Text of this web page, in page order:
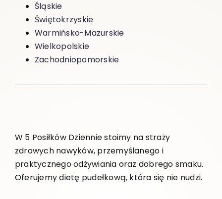
Śląskie
Świętokrzyskie
Warmińsko-Mazurskie
Wielkopolskie
Zachodniopomorskie
W 5 Posiłków Dziennie stoimy na straży
zdrowych nawyków, przemyślanego i
praktycznego odżywiania oraz dobrego smaku.
Oferujemy dietę pudełkową, która się nie nudzi.